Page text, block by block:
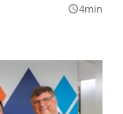
query_builder4min